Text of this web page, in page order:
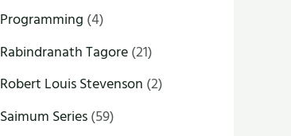
Programming (4)
Rabindranath Tagore(21)
Robert Louis Stevenson (2)
Saimum Series(59)